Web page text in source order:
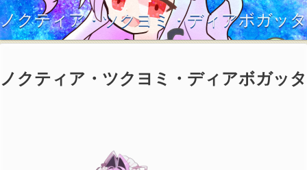
ノクティア・ツクヨミ・ディアボガッタ
ノクティア・ツクヨミ・ディアボガッタ